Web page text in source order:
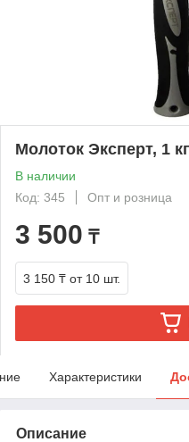
Молоток Эксперт, 1 кг
В наличии
Код: 345
Опт и розница
3 500 ₸
3 150 ₸ от 10 шт.
Характеристики
Описание